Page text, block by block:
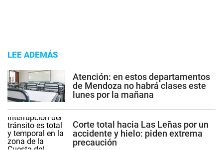
LEE ADEMÁS
Atención: en estos departamentos
de Mendoza no habrá clases este
lunes por la mañana
Corte total hacia Las Leñas por un
accidente y hielo: piden extrema
precaución